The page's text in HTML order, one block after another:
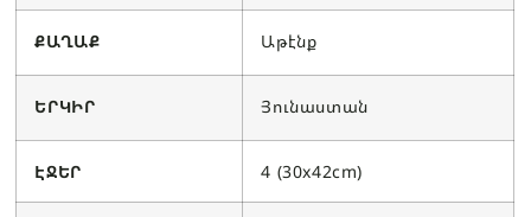
ՔԱՂԱՔ Աթէնք
ԵՐԿԻՐ Յունաստան
ԷՋԵՐ 4 (30x42cm)